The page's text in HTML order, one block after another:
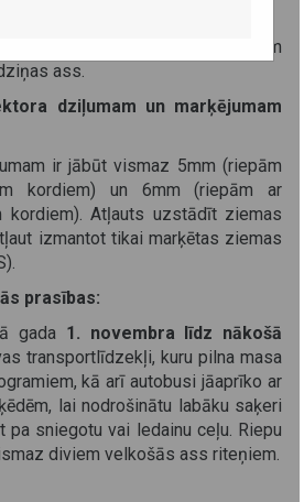
nākošā gada 15. martam.
marķētām un uzstādītām
ass.
dziļumam un marķējumam
ir jābūt vismaz 5mm (riepām
kordiem) un 6mm (riepām ar
kordiem). Atļauts uzstādīt ziemas
izmantot tikai marķētas ziemas
prasības:
gada 1. novembra līdz nākošā
transportlīdzekļi, kuru pilna masa
kā arī autobusi jāaprīko ar
lai nodrošinātu labāku saķeri
pa sniegotu vai ledainu ceļu. Riepu
diviem velkošās ass riteņiem.